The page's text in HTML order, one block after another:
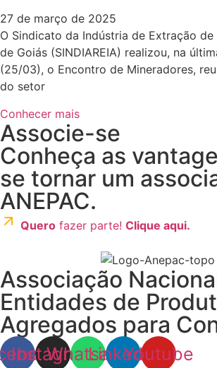
27 de março de 2025
O Sindicato da Indústria de Extração
de Goiás (SINDIAREIA) realizou, na
(25/03), o Encontro de Mineradores,
do setor
Conhecer mais
Associe-se
Conheça as
se tornar um
ANEPAC.
Quero fazer parte! Clique aqui.
Associação
Entidades de
Agregados para
Instagram
Whatsapp
LinkedinYoutube